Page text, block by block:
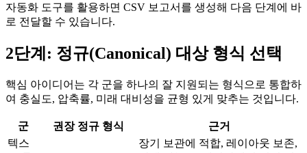
자동화 도구를 활용하면 CSV 보고서를 생성해 다음 단계에 바
로 전달할 수 있습니다.
2단계: 정규(Canonical) 대상 형식 선택
핵심 아이디어는 각 군을 하나의 잘 지원되는 형식 으로 통합하
여 충실도, 압축률, 미래 대비성을 균형 있게 맞추는 것입니다.
군 권장 정규 형식
근거
텍스
장기 보관에 적합, 레이아웃 보존,